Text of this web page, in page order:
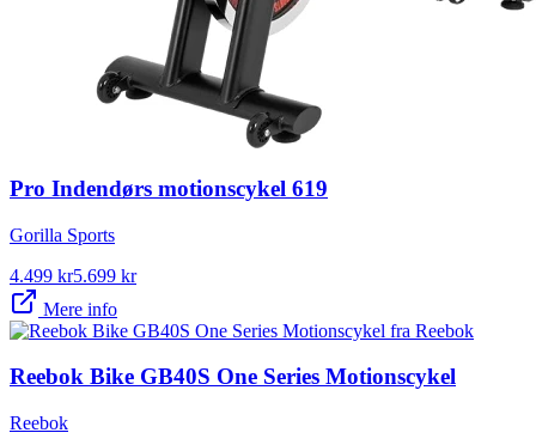
Pro Indendørs motionscykel 619
Gorilla Sports
4.499 kr5.699 kr
Mere info
Reebok Bike GB40S One Series Motionscykel
Reebok